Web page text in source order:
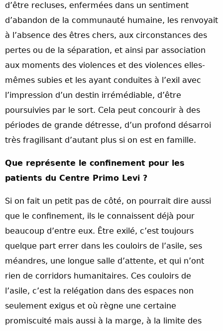
d’être recluses, enfermées dans un sentiment
d’abandon de la communauté humaine, les renvoyait
à l’absence des êtres chers, aux circonstances des
pertes ou de la séparation, et ainsi par association
aux moments des violences et des violences elles-
mêmes subies et les ayant conduites à l’exil avec
l’impression d’un destin irrémédiable, d’être
poursuivies par le sort. Cela peut concourir à des
périodes de grande détresse, d’un profond désarroi
très fragilisant d’autant plus si on est en famille.
Que représente le confinement pour les
patients du Centre Primo Levi ?
Si on fait un petit pas de côté, on pourrait dire aussi
que le confinement, ils le connaissent déjà pour
beaucoup d’entre eux. Être exilé, c’est toujours
quelque part errer dans les couloirs de l’asile, ses
méandres, une longue salle d’attente, et qui n’ont
rien de corridors humanitaires. Ces couloirs de
l’asile, c’est la relégation dans des espaces non
seulement exigus et où règne une certaine
promiscuité mais aussi à la marge, à la limite des